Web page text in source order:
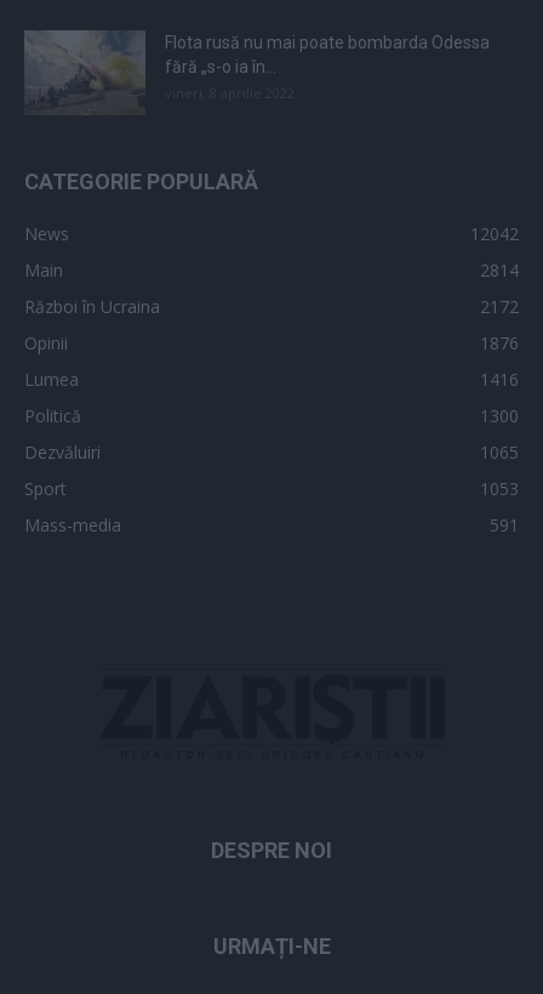
Flota rusă nu mai poate bombarda Odessa
fără „s-o ia în...
CATEGORIE POPULARĂ
News
12042
Main
2814
Război în Ucraina
2172
Opinii
1876
Lumea
1416
Politică
1300
Dezvăluiri
1065
Sport
1053
Mass-media
591
DESPRE NOI
URMAȚI-NE